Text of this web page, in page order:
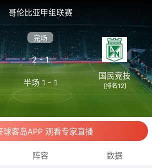
哥伦比亚甲组联赛
完场
2 - 1
半场 1 - 1
国民竞技
[排名12]
球客岛APP 观看专家直播
阵容 数据